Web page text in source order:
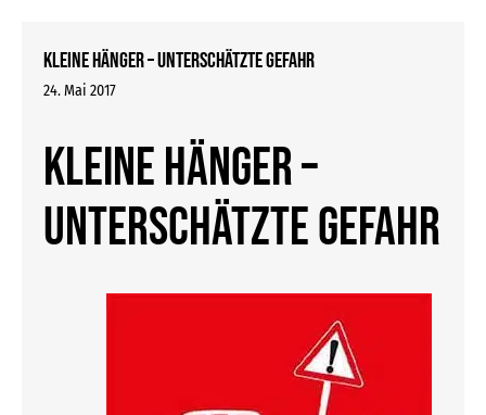
Kleine Hänger – unterschätzte Gefahr
24. Mai 2017
Kleine Hänger –
unterschätzte Gefahr